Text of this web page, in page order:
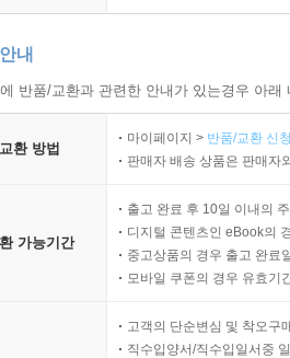
한 아이와 30년을 미워한 남자에 대한
내
반품/교환과 관련한 안내가 있는경우 아
환 방법
마이페이지 > 반품/교환 신
판매자 배송 상품은 판매자
가능기간
출고 완료 후 10일 이내의
디지털 콘텐츠인 eBook의
중고상품의 경우 출고 완료
모바일 쿠폰의 경우 유효기
고객의 단순변심 및 착오구
직수입양서/직수입일서중